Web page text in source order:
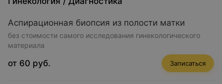
Аспирационная биопсия из полости матки
без стоимости самого исследования гинекологического
материала
от 60 руб. Записаться